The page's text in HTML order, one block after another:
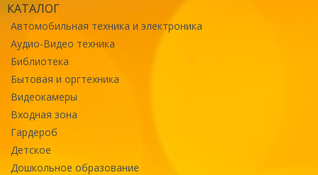
КАТАЛОГ
Автомобильная техника и электроника
Аудио-Видео техника
Библиотека
Бытовая и оргтехника
Видеокамеры
Входная зона
Гардероб
Детское
Дошкольное образование